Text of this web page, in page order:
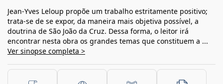
Jean-Yves Leloup propõe um trabalho estritamente positivo;
trata-se de se expor, da maneira mais objetiva possível, a
doutrina de São João da Cruz. Dessa forma, o leitor irá
encontrar nesta obra os grandes temas que constituem a ...
Ver sinopse completa >